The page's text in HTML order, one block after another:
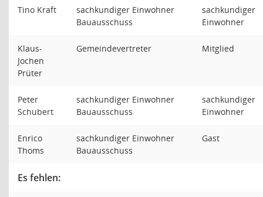
Tino Kraft
sachkundiger Einwohner
Bauausschuss
sachkundiger
Einwohner
Klaus-
Jochen
Prüter
Gemeindevertreter Mitglied
Peter
Schubert
sachkundiger Einwohner
Bauausschuss
sachkundiger
Einwohner
Enrico
Thoms
sachkundiger Einwohner
Bauausschuss
Gast
Es fehlen: